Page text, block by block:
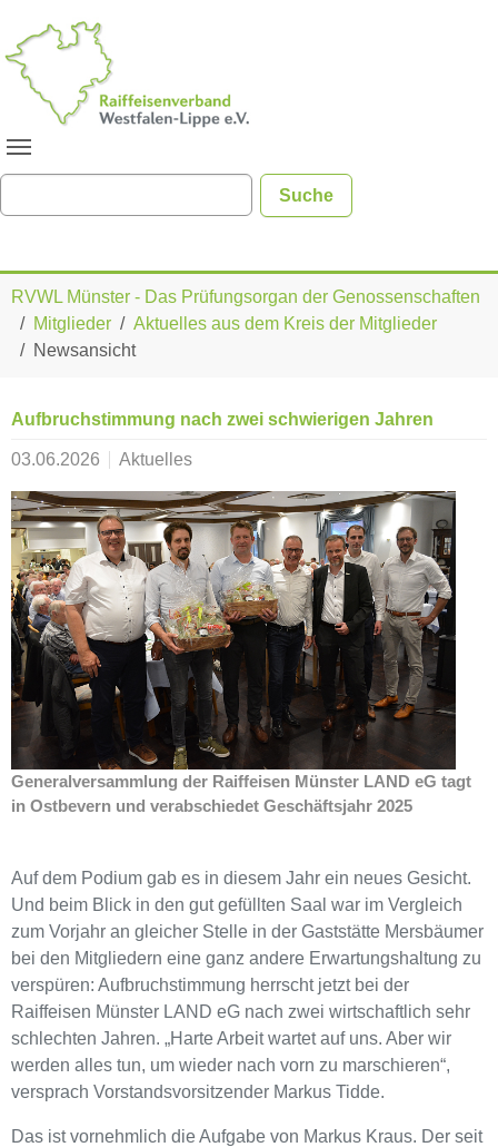
RVWL Münster - Das Prüfungsorgan der Genossenschaften
Mitglieder
Aktuelles aus dem Kreis der Mitglieder
Newsansicht
Aufbruchstimmung nach zwei schwierigen Jahren
03.06.2026 Aktuelles
Generalversammlung der Raiffeisen Münster LAND eG tagt
in Ostbevern und verabschiedet Geschäftsjahr 2025
Auf dem Podium gab es in diesem Jahr ein neues Gesicht.
Und beim Blick in den gut gefüllten Saal war im Vergleich
zum Vorjahr an gleicher Stelle in der Gaststätte Mersbäumer
bei den Mitgliedern eine ganz andere Erwartungshaltung zu
verspüren: Aufbruchstimmung herrscht jetzt bei der
Raiffeisen Münster LAND eG nach zwei wirtschaftlich sehr
schlechten Jahren. „Harte Arbeit wartet auf uns. Aber wir
werden alles tun, um wieder nach vorn zu marschieren“,
versprach Vorstandsvorsitzender Markus Tidde.
Das ist vornehmlich die Aufgabe von Markus Kraus. Der seit